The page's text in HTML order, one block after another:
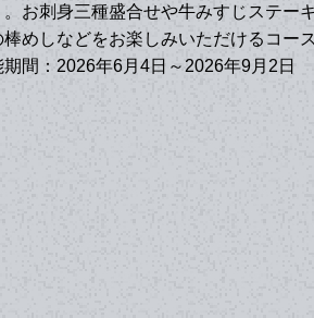
お刺身三種盛合せや牛みすじステー
めしなどをお楽しみいただけるコース
間：2026年6月4日～2026年9月2日